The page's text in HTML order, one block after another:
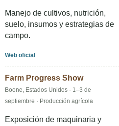
Manejo de cultivos, nutrición,
suelo, insumos y estrategias de
campo.
Web oficial
Farm Progress Show
Boone, Estados Unidos · 1–3 de
septiembre · Producción agrícola
Exposición de maquinaria y